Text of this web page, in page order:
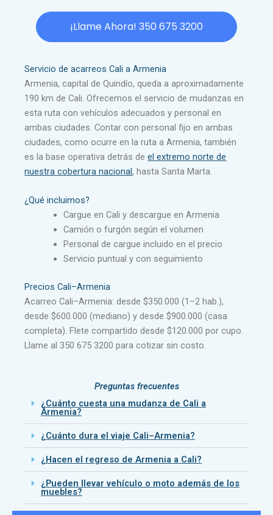
¡Llame Ahora! 350 675 3200
Servicio de acarreos Cali a Armenia
Armenia, capital de Quindío, queda a aproximadamente
190 km de Cali. Ofrecemos el servicio de mudanzas en
esta ruta con vehículos adecuados y personal en
ambas ciudades. Contar con personal fijo en ambas
ciudades, como ocurre en la ruta a Armenia, también
es la base operativa detrás deel extremo norte de
nuestra cobertura nacional, hasta Santa Marta.
¿Qué incluimos?
Cargue en Cali y descargue en Armenia
Camión o furgón según el volumen
Personal de cargue incluido en el precio
Servicio puntual y con seguimiento
Precios Cali–Armenia
Acarreo Cali–Armenia: desde $350.000 (1–2 hab.),
desde $600.000 (mediano) y desde $900.000 (casa
completa). Flete compartido desde $120.000 por cupo.
Llame al 350 675 3200 para cotizar sin costo.
Preguntas frecuentes
¿Cuánto cuesta una mudanza de Cali a
Armenia?
¿Cuánto dura el viaje Cali–Armenia?
¿Hacen el regreso de Armenia a Cali?
¿Pueden llevar vehículo o moto además de los
muebles?